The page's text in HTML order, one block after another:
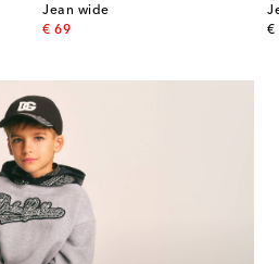
Jean wide
€ 69
original price
€